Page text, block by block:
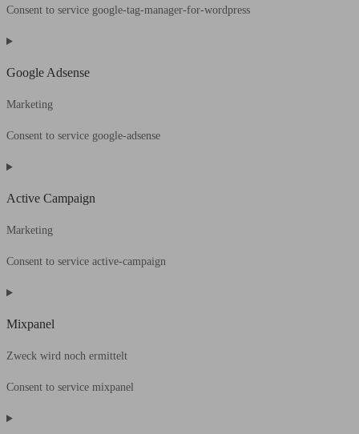
Consent to service google-tag-manager-for-wordpress
Google Adsense
Marketing
Consent to service google-adsense
Active Campaign
Marketing
Consent to service active-campaign
Mixpanel
Zweck wird noch ermittelt
Consent to service mixpanel